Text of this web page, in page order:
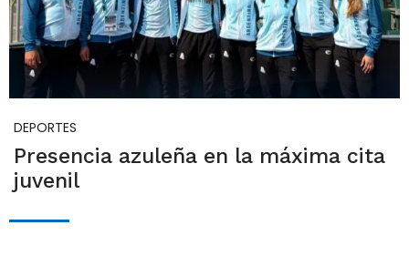
DEPORTES
Presencia azuleña en la máxima cita
juvenil